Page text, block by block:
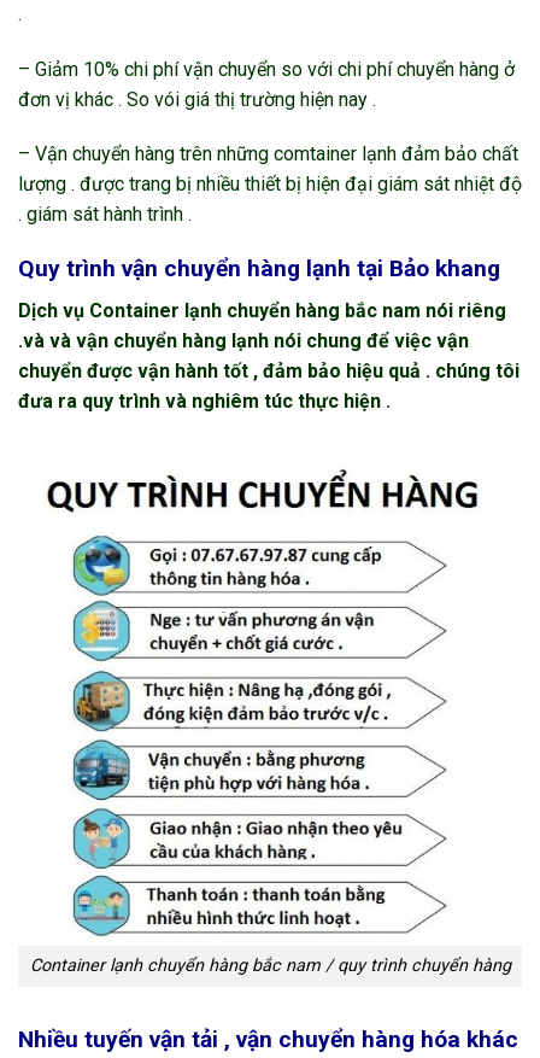
.
– Giảm 10% chi phí vận chuyển so với chi phí chuyển hàng ở
đơn vị khác . So vói giá thị trường hiện nay .
– Vận chuyển hàng trên những comtainer lạnh đảm bảo chất
lượng . được trang bị nhiều thiết bị hiện đại giám sát nhiệt độ
. giám sát hành trình .
Quy trình vận chuyển hàng lạnh tại Bảo khang
Dịch vụ Container lạnh chuyển hàng bắc nam nói riêng
.và và vận chuyển hàng lạnh nói chung để việc vận
chuyển được vận hành tốt , đảm bảo hiệu quả . chúng tôi
đưa ra quy trình và nghiêm túc thực hiện .
Container lạnh chuyển hàng bắc nam / quy trình chuyển hàng
Nhiều tuyến vận tải , vận chuyển hàng hóa khác